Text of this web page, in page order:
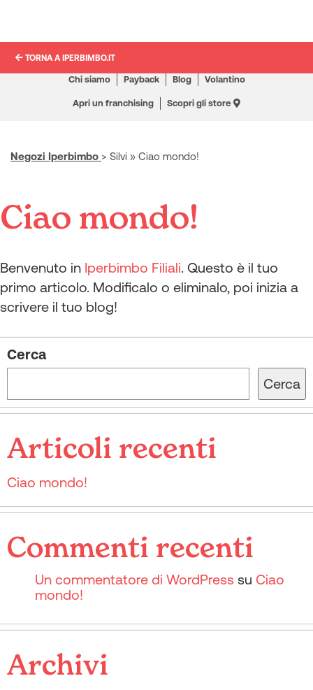
TORNA A IPERBIMBO.IT
Chi siamo Payback Blog Volantino
Apri un franchising Scopri gli store
Negozi Iperbimbo > Silvi » Ciao mondo!
Ciao mondo!
Benvenuto in Iperbimbo Filiali. Questo è il tuo
primo articolo. Modificalo o eliminalo, poi inizia a
scrivere il tuo blog!
Cerca
Cerca
Articoli recenti
Ciao mondo!
Commenti recenti
Un commentatore di WordPress su Ciao
mondo!
Archivi